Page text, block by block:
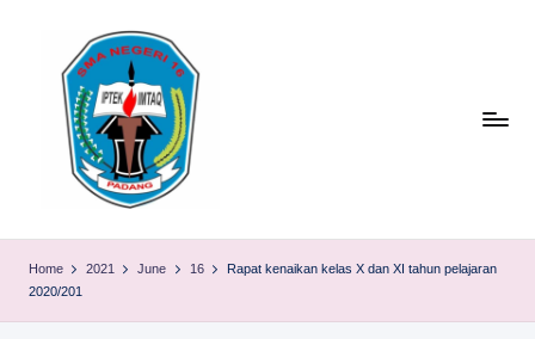
M
A
Home 2021 June 16
Rapat kenaikan kelas X dan XI tahun pelajaran
2020/201